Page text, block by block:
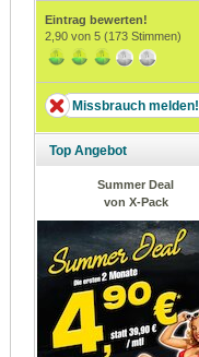
Eintrag bewerten!
2,90 von 5 (173 Stimmen)
Missbrauch melden!
Top Angebot
Summer Deal
von X-Pack